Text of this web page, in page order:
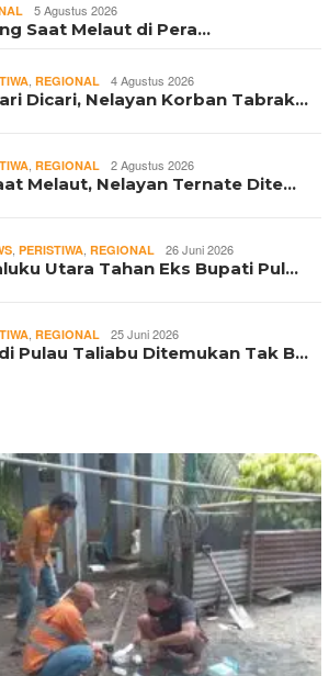
5 Agustus 2026
Saat Melaut di Pera…
, REGIONAL 4 Agustus 2026
Dicari, Nelayan Korban Tabrak…
, REGIONAL 2 Agustus 2026
Melaut, Nelayan Ternate Dite…
, PERISTIWA, REGIONAL 26 Juni 2026
Utara Tahan Eks Bupati Pul…
, REGIONAL 25 Juni 2026
Pulau Taliabu Ditemukan Tak B…